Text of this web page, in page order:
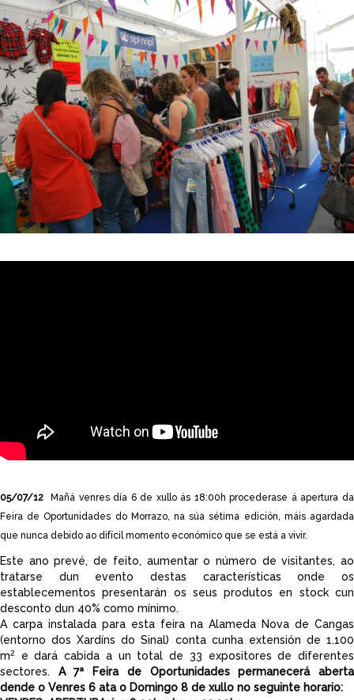
05/07/12
Mañá venres día 6 de xullo ás 18:00h procederase á apertura da
Feira de Oportunidades do Morrazo, na súa sétima edición, máis agardada
que nunca debido ao difícil momento económico que se está a vivir.
Este ano prevé, de feito, aumentar o número de visitantes, ao
tratarse dun evento destas características onde os
establecementos presentarán os seus produtos en stock cun
desconto dun 40% como mínimo.
A carpa instalada para esta feira na Alameda Nova de Cangas
(entorno dos Xardíns do Sinal) conta cunha extensión de 1.100
m2
e dará cabida a un total de 33 expositores de diferentes
sectores. A 7ª Feira de Oportunidades permanecerá aberta
dende o Venres 6 ata o Domingo 8 de xullo no seguinte horario: